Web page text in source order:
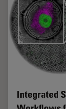
Integrated